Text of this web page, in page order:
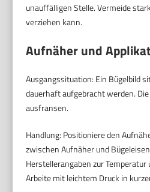
unauffälligen Stelle. Vermeide
verziehen kann.
Aufnäher und
Ausgangssituation: Ein Bügelbild
dauerhaft aufgebracht werden.
ausfransen.
Handlung: Positioniere den
zwischen Aufnäher und
Herstellerangaben zur Temperatur
Arbeite mit leichtem Druck in